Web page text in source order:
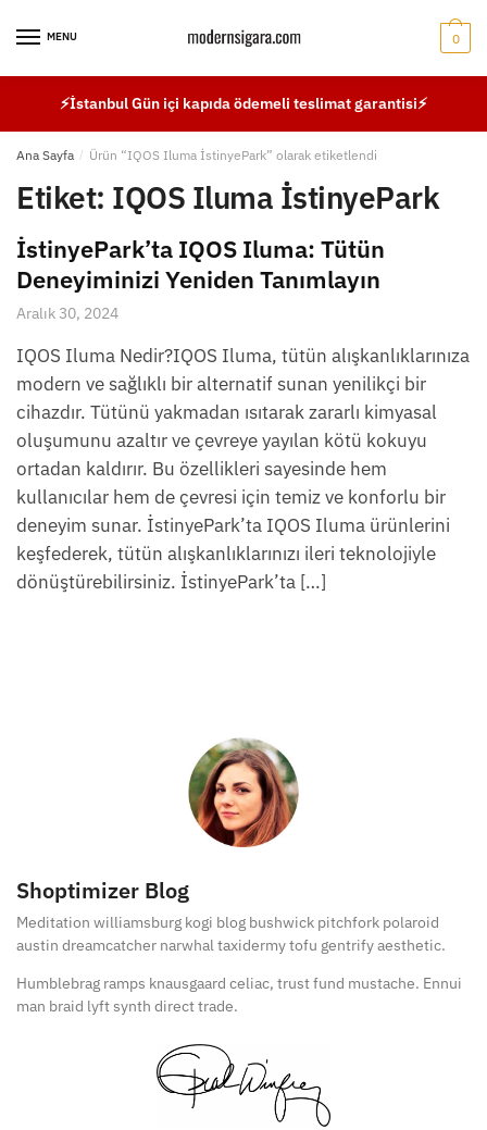
MENU 0
⚡İstanbul Gün içi kapıda ödemeli teslimat garantisi⚡
Ana Sayfa / Ürün “IQOS Iluma İstinyePark” olarak etiketlendi
Etiket: IQOS Iluma İstinyePark
İstinyePark’ta IQOS Iluma: Tütün
Deneyiminizi Yeniden Tanımlayın
Aralık 30, 2024
IQOS Iluma Nedir?IQOS Iluma, tütün alışkanlıklarınıza
modern ve sağlıklı bir alternatif sunan yenilikçi bir
cihazdır. Tütünü yakmadan ısıtarak zararlı kimyasal
oluşumunu azaltır ve çevreye yayılan kötü kokuyu
ortadan kaldırır. Bu özellikleri sayesinde hem
kullanıcılar hem de çevresi için temiz ve konforlu bir
deneyim sunar. İstinyePark’ta IQOS Iluma ürünlerini
keşfederek, tütün alışkanlıklarınızı ileri teknolojiyle
dönüştürebilirsiniz. İstinyePark’ta […]
Shoptimizer Blog
Meditation williamsburg kogi blog bushwick pitchfork polaroid
austin dreamcatcher narwhal taxidermy tofu gentrify aesthetic.
Humblebrag ramps knausgaard celiac, trust fund mustache. Ennui
man braid lyft synth direct trade.